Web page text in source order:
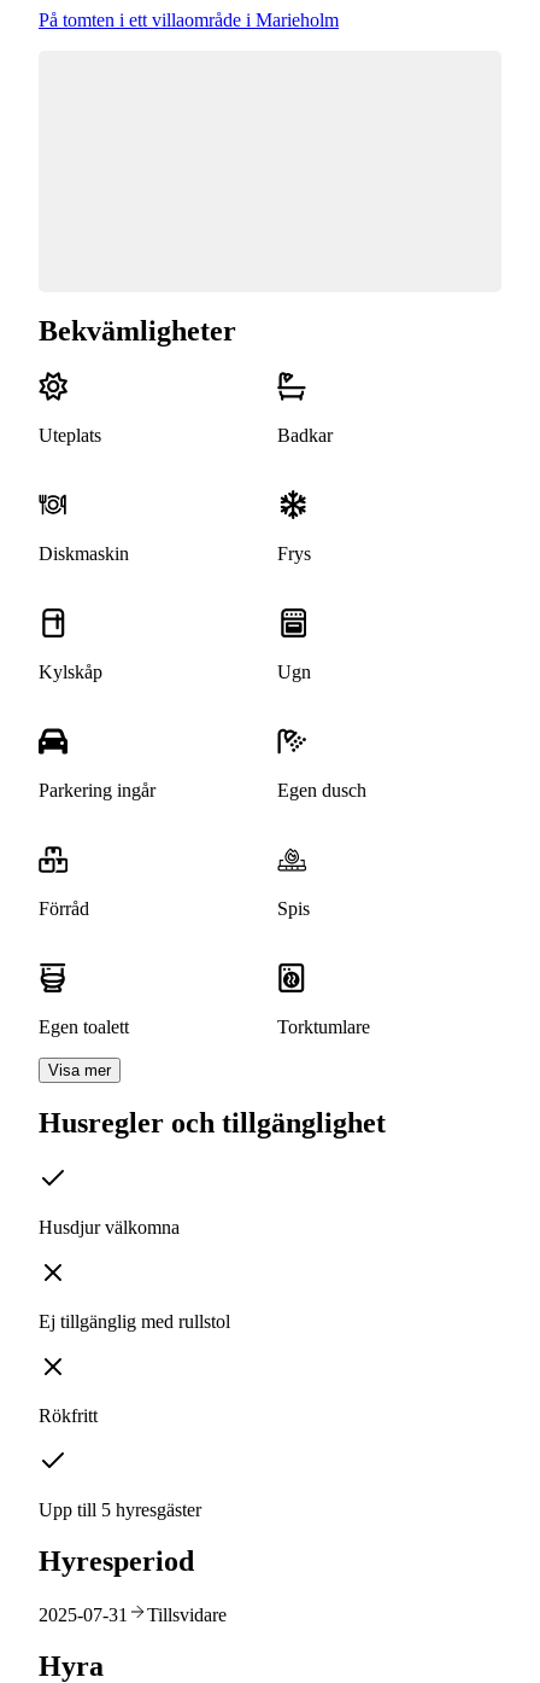
På tomten i ett villaområde i Marieholm
Bekvämligheter
Uteplats Badkar
Diskmaskin Frys
Kylskåp Ugn
Parkering ingår Egen dusch
Förråd Spis
Egen toalett Torktumlare
Visa mer
Husregler och tillgänglighet
Husdjur välkomna
Ej tillgänglig med rullstol
Rökfritt
Upp till 5 hyresgäster
Hyresperiod
2025-07-31 Tillsvidare
Hyra